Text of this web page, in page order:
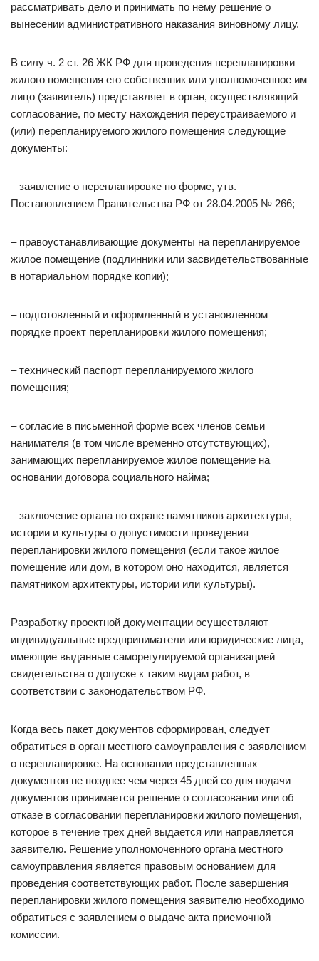
рассматривать дело и принимать по нему решение о
вынесении административного наказания виновному лицу.
В силу ч. 2 ст. 26 ЖК РФ для проведения перепланировки
жилого помещения его собственник или уполномоченное им
лицо (заявитель) представляет в орган, осуществляющий
согласование, по месту нахождения переустраиваемого и
(или) перепланируемого жилого помещения следующие
документы:
– заявление о перепланировке по форме, утв.
Постановлением Правительства РФ от 28.04.2005 № 266;
– правоустанавливающие документы на перепланируемое
жилое помещение (подлинники или засвидетельствованные
в нотариальном порядке копии);
– подготовленный и оформленный в установленном
порядке проект перепланировки жилого помещения;
– технический паспорт перепланируемого жилого
помещения;
– согласие в письменной форме всех членов семьи
нанимателя (в том числе временно отсутствующих),
занимающих перепланируемое жилое помещение на
основании договора социального найма;
– заключение органа по охране памятников архитектуры,
истории и культуры о допустимости проведения
перепланировки жилого помещения (если такое жилое
помещение или дом, в котором оно находится, является
памятником архитектуры, истории или культуры).
Разработку проектной документации осуществляют
индивидуальные предприниматели или юридические лица,
имеющие выданные саморегулируемой организацией
свидетельства о допуске к таким видам работ, в
соответствии с законодательством РФ.
Когда весь пакет документов сформирован, следует
обратиться в орган местного самоуправления с заявлением
о перепланировке. На основании представленных
документов не позднее чем через 45 дней со дня подачи
документов принимается решение о согласовании или об
отказе в согласовании перепланировки жилого помещения,
которое в течение трех дней выдается или направляется
заявителю. Решение уполномоченного органа местного
самоуправления является правовым основанием для
проведения соответствующих работ. После завершения
перепланировки жилого помещения заявителю необходимо
обратиться с заявлением о выдаче акта приемочной
комиссии.